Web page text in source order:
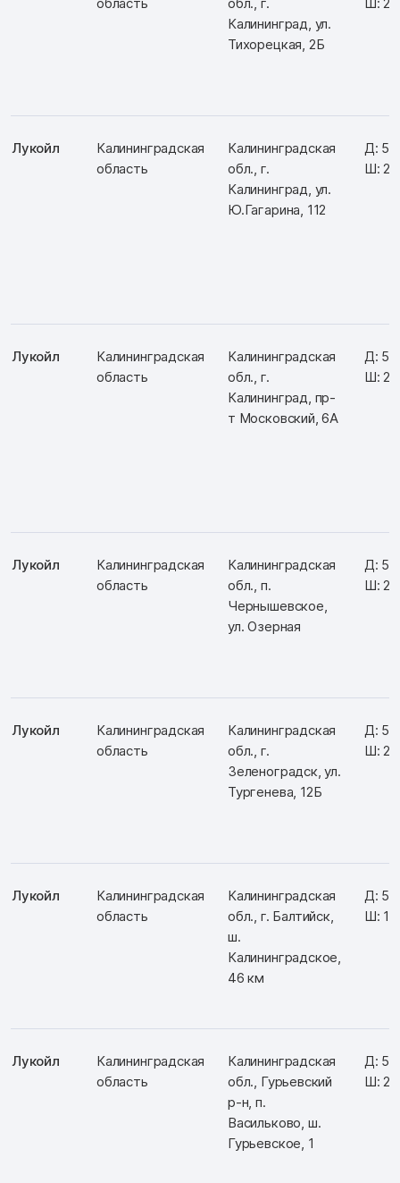
Калининград, ул.
Тихорецкая, 2Б
Лукойл
Калининградская
область
Калининградская
обл., г.
Калининград, ул.
Ю.Гагарина, 112
Д:
Ш:
Лукойл
Калининградская
область
Калининградская
обл., г.
Калининград, пр-
т Московский, 6А
Д:
Ш:
Лукойл
Калининградская
область
Калининградская
обл., п.
Чернышевское,
ул. Озерная
Д:
Ш:
Лукойл
Калининградская
область
Калининградская
обл., г.
Зеленоградск, ул.
Тургенева, 12Б
Д:
Ш:
Лукойл
Калининградская
область
Калининградская
обл., г. Балтийск,
ш.
Калининградское,
46 км
Д:
Ш:
Лукойл
Калининградская
область
Калининградская
обл., Гурьевский
р-н, п.
Васильково, ш.
Гурьевское, 1
Д:
Ш: